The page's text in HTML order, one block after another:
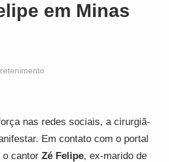
em Minas
nas redes sociais, a cirurgiã-
Em contato com o portal
o cantor Zé Felipe, ex-marido de